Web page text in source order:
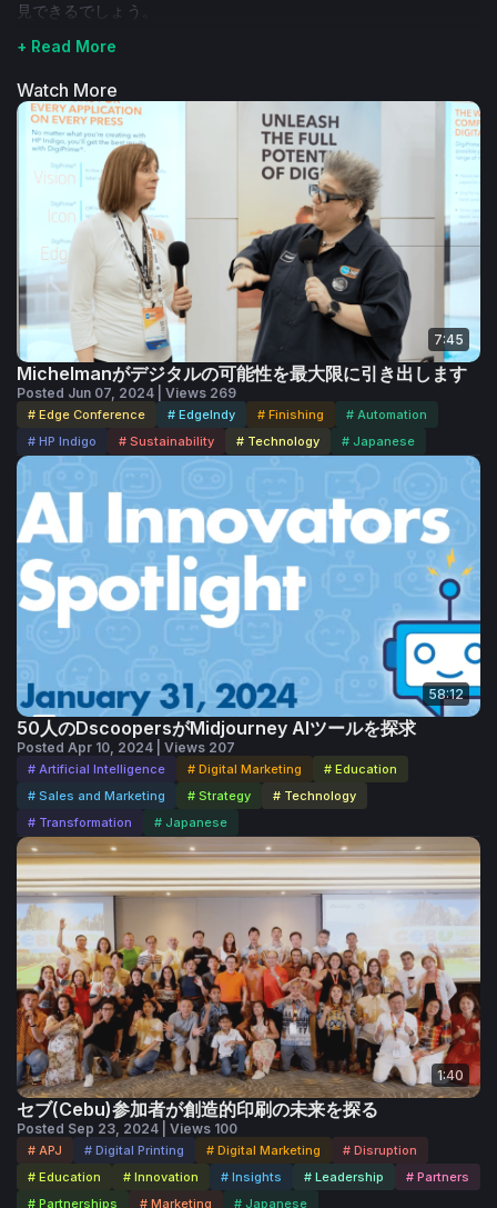
見できるでしょう。
+ Read More
Watch More
7:45
Michelmanがデジタルの可能性を最大限に引き出します
Posted Jun 07, 2024 | Views 269
# Edge Conference # EdgeIndy # Finishing
# Automation
# HP Indigo
# Sustainability # Technology # Japanese
58:12
50人のDscoopersがMidjourney AIツールを探求
Posted Apr 10, 2024 | Views 207
# Artificial Intelligence # Digital Marketing
# Education
# Sales and Marketing
# Strategy
# Technology
# Transformation
# Japanese
1:40
セブ(Cebu)参加者が創造的印刷の未来を探る
Posted Sep 23, 2024 | Views 100
# APJ # Digital Printing # Digital Marketing
# Disruption
# Education
# Innovation # Insights # Leadership
# Partners
# Partnerships
# Marketing # Japanese